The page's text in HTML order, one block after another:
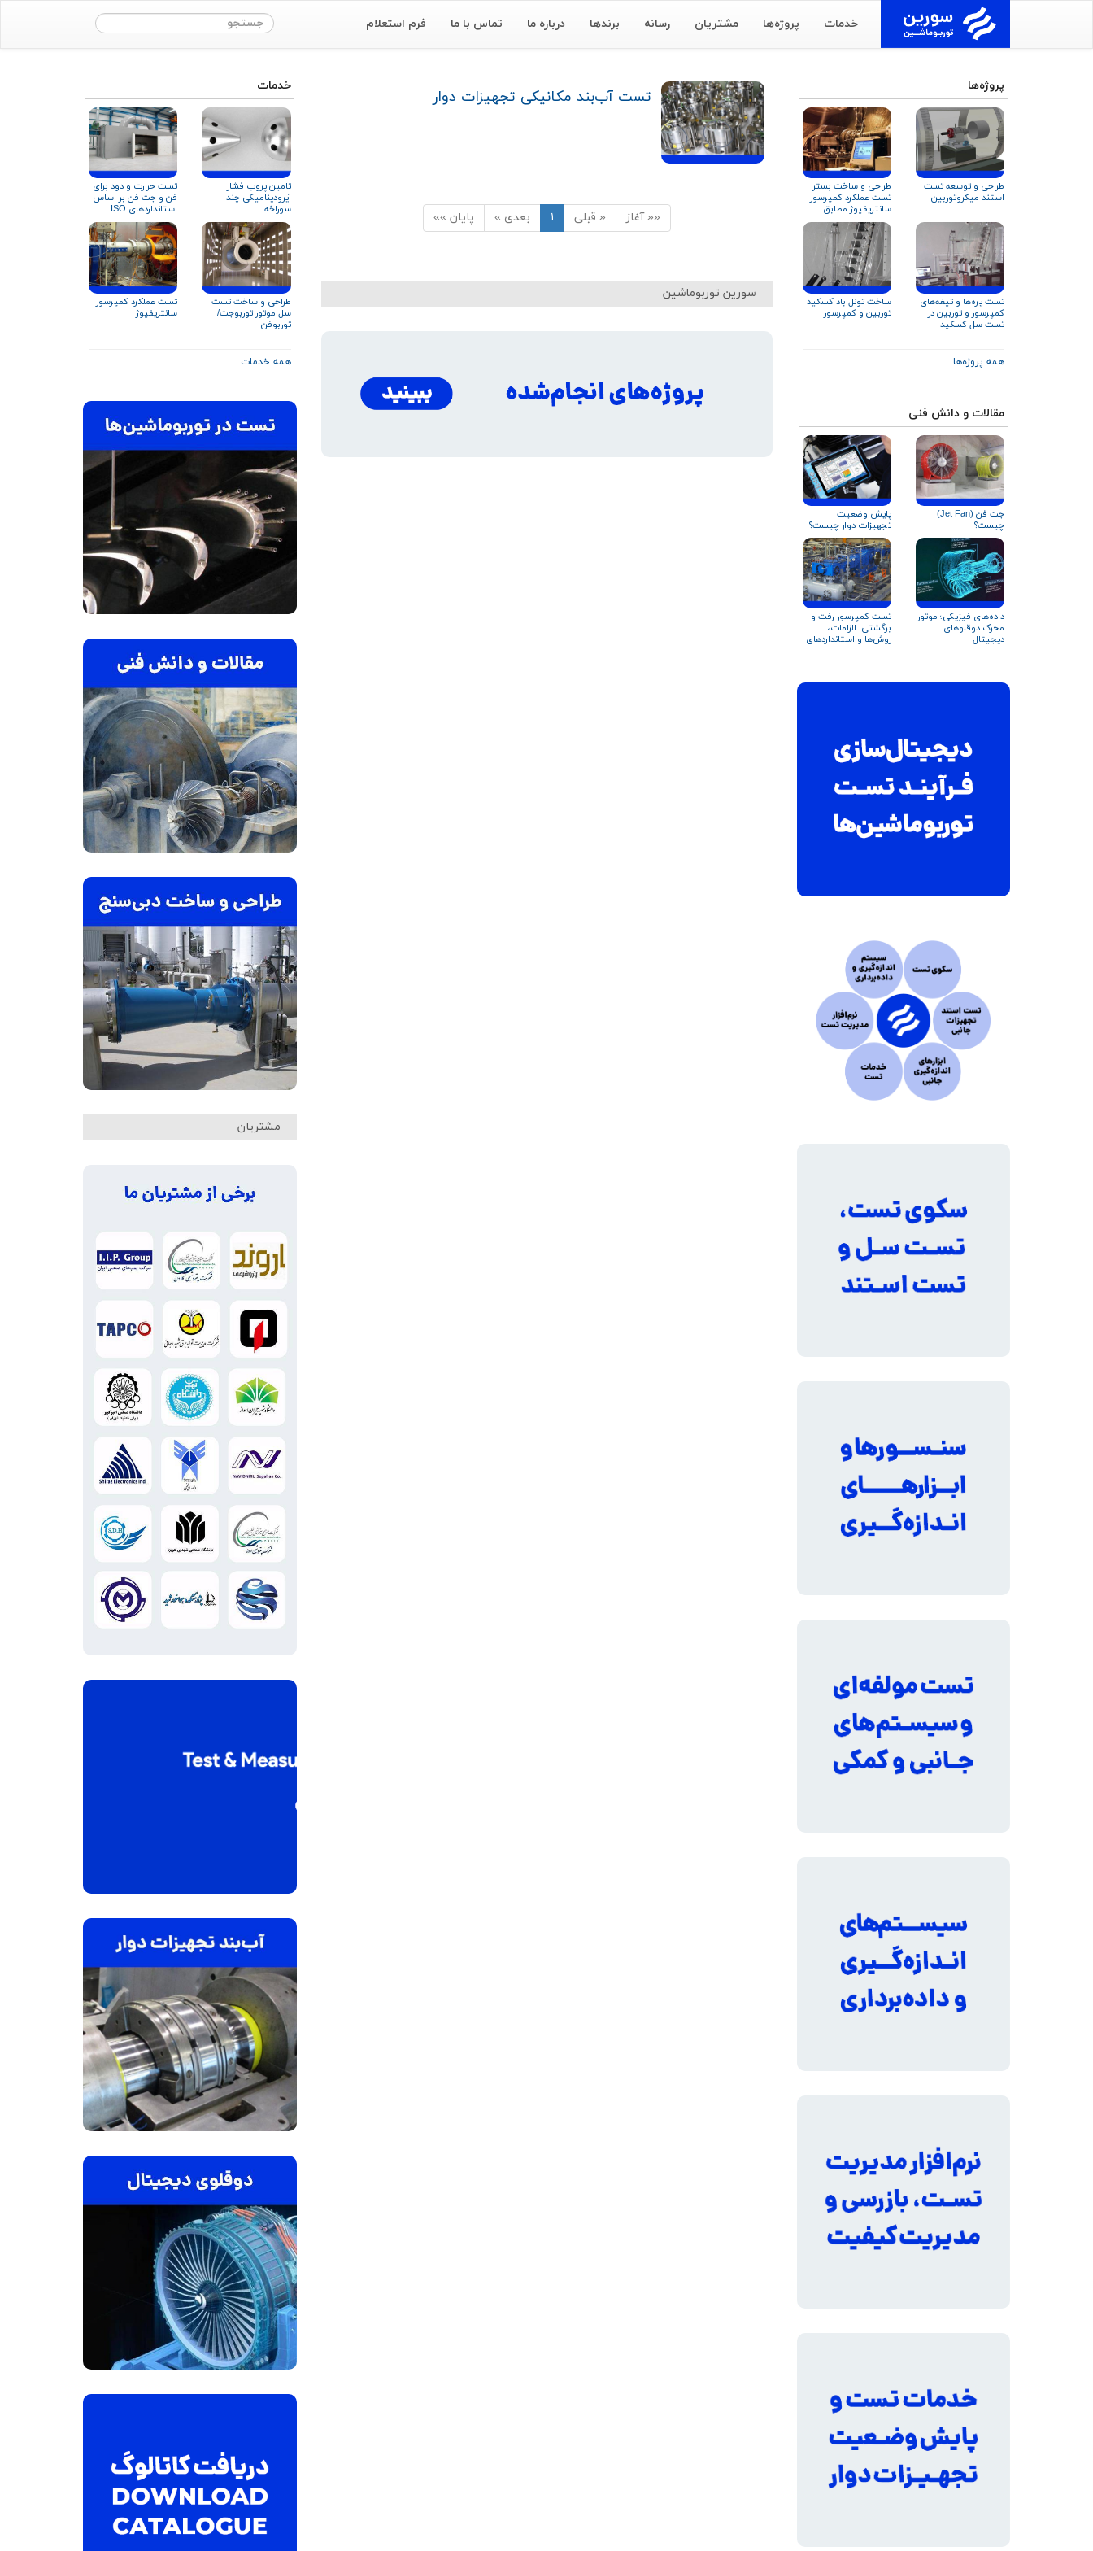
خدمات پروژه‌ها مشتریان رسانه برندها درباره ما تماس با ما فرم استعلام
پروژه‌ها
طراحی و توسعه تست
استند میکروتوربین
طراحی و ساخت بستر
تست عملکرد کمپرسور
سانتریفیوژ مطابق
استاندارد ASME PTC
۱۰
تست پره‌ها و تیغه‌های
کمپرسور و توربین در
تست سل کسکید
ساخت تونل باد کسکید
توربین و کمپرسور
همه پروژه‌ها
مقالات و دانش فنی
جت فن (Jet Fan)
چیست؟
پایش وضعیت
تجهیزات دوار چیست؟
داده‌های فیزیکی؛ موتور
محرک دوقلوهای
دیجیتال
تست کمپرسور رفت‌ و
برگشتی: الزامات،
روش‌ها و استانداردهای
تست آب‌بند مکانیکی تجهیزات دوار
«« آغاز « قبلی ۱ بعدی » پایان »»
سورین توربوماشین
خدمات
تامین پروب فشار
آیرودینامیکی چند
سوراخه
تست حرارت و دود برای
فن و جت‌‌ فن‌ بر اساس
استانداردهای ISO
۲۱۹۲۷ و EN ۱۲۱۰۱
طراحی و ساخت تست
سل موتور توربوجت/
توربوفن
تست عملکرد کمپرسور
سانتریفیوژ
همه خدمات
مشتریان